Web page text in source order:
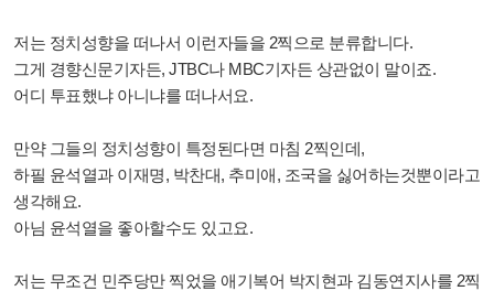
저는 정치성향을 떠나서 이런자들을 2찍으로 분류합니다.
그게 경향신문기자든, JTBC나 MBC기자든 상관없이 말이죠.
어디 투표했냐 아니냐를 떠나서요.
만약 그들의 정치성향이 특정된다면 마침 2찍인데,
하필 윤석열과 이재명, 박찬대, 추미애, 조국을 싫어하는것뿐이라고
생각해요.
아님 윤석열을 좋아할수도 있고요.
저는 무조건 민주당만 찍었을 애기복어 박지현과 김동연지사를 2찍